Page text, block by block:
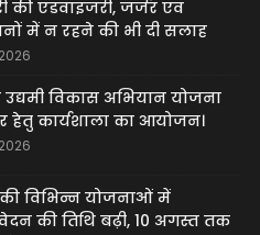
की एडवाइजरी, जर्जर एवं
में न रहने की भी दी सलाह
उद्यमी विकास अभियान योजना
हेतु कार्यशाला का आयोजन।
विभिन्न योजनाओं में
की तिथि बढ़ी, 10 अगस्त तक